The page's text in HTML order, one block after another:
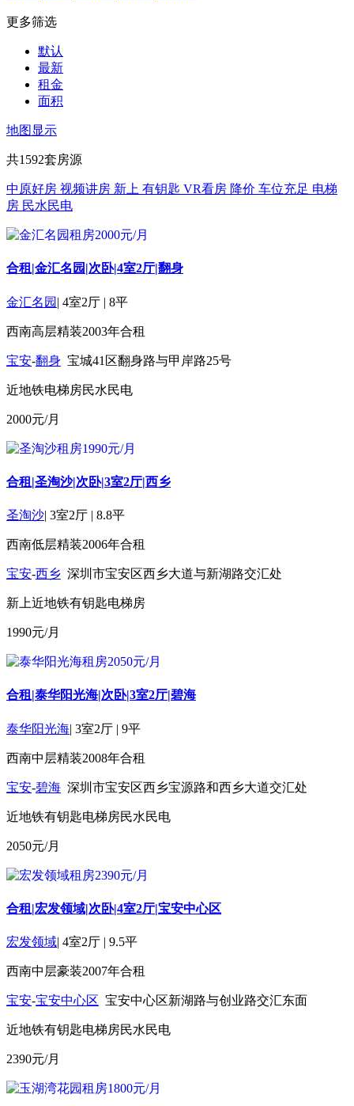
更多筛选
默认
最新
租金
面积
地图显示
共1592套房源
中原好房 视频讲房 新上 有钥匙 VR看房 降价 车位充足 电梯
房 民水民电
合租|金汇名园|次卧|4室2厅|翻身
金汇名园 | 4室2厅 | 8平
西南高层精装2003年合租
宝安-翻身 宝城41区翻身路与甲岸路25号
近地铁电梯房民水民电
2000元/月
合租|圣淘沙|次卧|3室2厅|西乡
圣淘沙| 3室2厅 | 8.8平
西南低层精装2006年合租
宝安-西乡 深圳市宝安区西乡大道与新湖路交汇处
新上近地铁有钥匙电梯房
1990元/月
合租|泰华阳光海|次卧|3室2厅|碧海
泰华阳光海| 3室2厅 | 9平
西南中层精装2008年合租
宝安-碧海 深圳市宝安区西乡宝源路和西乡大道交汇处
近地铁有钥匙电梯房民水民电
2050元/月
合租|宏发领域|次卧|4室2厅|宝安中心区
宏发领域| 4室2厅 | 9.5平
西南中层豪装2007年合租
宝安-宝安中心区 宝安中心区新湖路与创业路交汇东面
近地铁有钥匙电梯房民水民电
2390元/月